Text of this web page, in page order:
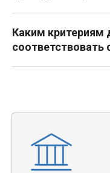
Каким критериям
соответствовать